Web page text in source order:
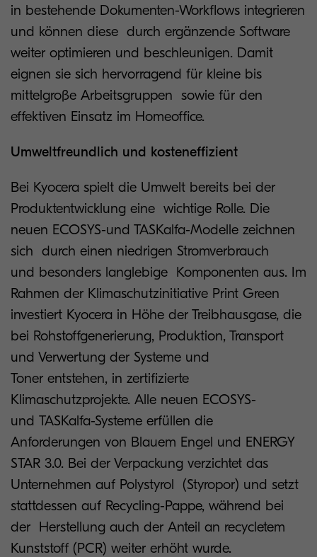
in bestehende Dokumenten-Workflows integrieren
und können diese durch ergänzende Software
weiter optimieren und beschleunigen. Damit
eignen sie sich hervorragend für kleine bis
mittelgroße Arbeitsgruppen sowie für den
effektiven Einsatz im Homeoffice.
Umweltfreundlich und kosteneffizient
Bei Kyocera spielt die Umwelt bereits bei der
Produktentwicklung eine wichtige Rolle. Die
neuen ECOSYS-und TASKalfa-Modelle zeichnen
sich durch einen niedrigen Stromverbrauch
und besonders langlebige Komponenten aus. Im
Rahmen der Klimaschutzinitiative Print Green
investiert Kyocera in Höhe der Treibhausgase, die
bei Rohstoffgenerierung, Produktion, Transport
und Verwertung der Systeme und
Toner entstehen, in zertifizierte
Klimaschutzprojekte. Alle neuen ECOSYS-
und TASKalfa-Systeme erfüllen die
Anforderungen von Blauem Engel und ENERGY
STAR 3.0. Bei der Verpackung verzichtet das
Unternehmen auf Polystyrol (Styropor) und setzt
stattdessen auf Recycling-Pappe, während bei
der Herstellung auch der Anteil an recycletem
Kunststoff (PCR) weiter erhöht wurde.